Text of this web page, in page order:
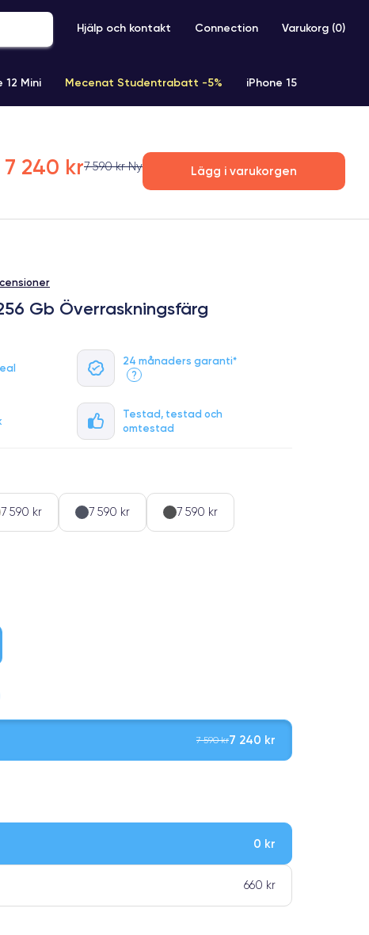
Hjälp och kontakt Connection Varukorg (0)
12 Mini Mecenat Studentrabatt -5% iPhone 15
7 240 kr7 590 kr Ny Lägg i varukorgen
Gb Överraskningsfärg
24 månaders garanti*
?
Testad, testad och
omtestad
7 590 kr 7 590 kr 7 590 kr
7 590 kr7 240 kr
0 kr
660 kr